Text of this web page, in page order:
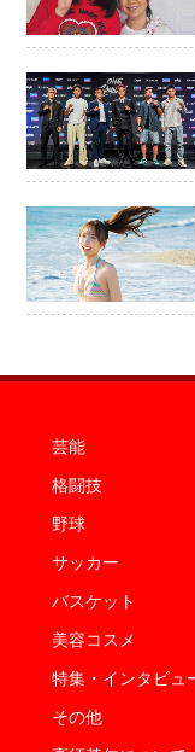
芸能
格闘技
野球
サッカー
バスケット
美容コスメ
特集・インタビュ
その他